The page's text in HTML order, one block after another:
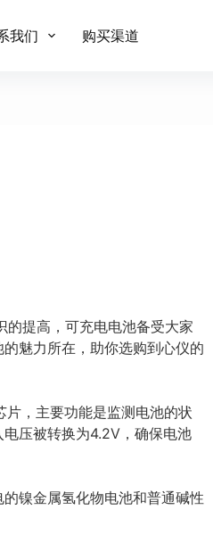
我们 购买渠道
提高，可充电电池备受大家
魅力所在，助你选购到心仪的
，主要功能是监测电池的状
压被转换为4.2V，确保电池
镍金属氢化物电池和普通碱性